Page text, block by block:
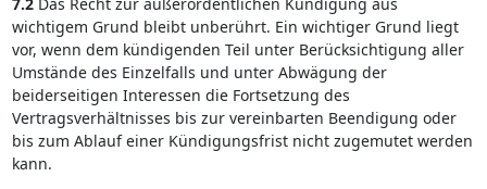
wichtigem Grund bleibt unberührt. Ein wichtiger Grund liegt
vor, wenn dem kündigenden Teil unter Berücksichtigung aller
Umstände des Einzelfalls und unter Abwägung der
beiderseitigen Interessen die Fortsetzung des
Vertragsverhältnisses bis zur vereinbarten Beendigung oder
bis zum Ablauf einer Kündigungsfrist nicht zugemutet werden
kann.